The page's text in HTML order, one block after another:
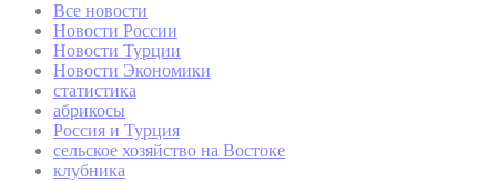
Все новости
Новости России
Новости Турции
Новости Экономики
статистика
абрикосы
Россия и Турция
сельское хозяйство на Востоке
клубника